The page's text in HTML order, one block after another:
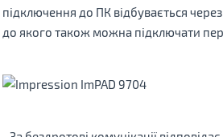
підключення до ПК відбувається
до якого також можна підключати